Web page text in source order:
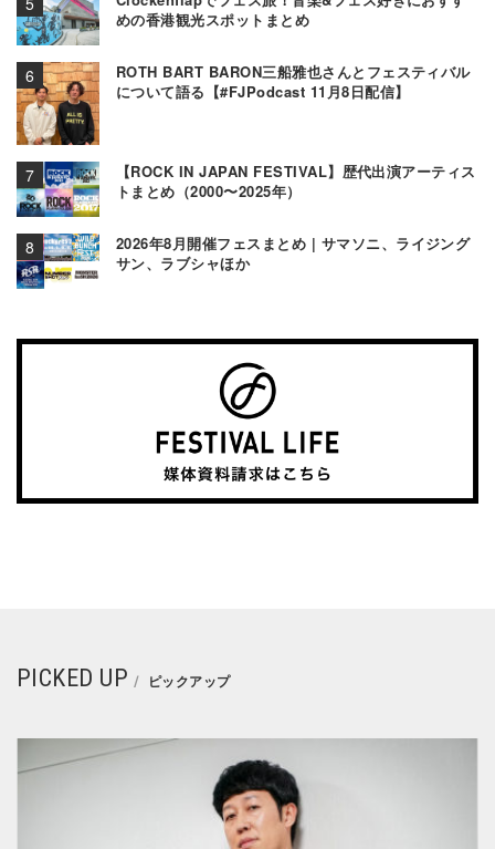
めの香港観光スポットまとめ
ROTH BART BARON三船雅也さんとフェスティバル
について語る【#FJPodcast 11月8日配信】
【ROCK IN JAPAN FESTIVAL】歴代出演アーティス
トまとめ（2000〜2025年）
2026年8月開催フェスまとめ | サマソニ、ライジング
サン、ラブシャほか
PICKED UP ピックアップ